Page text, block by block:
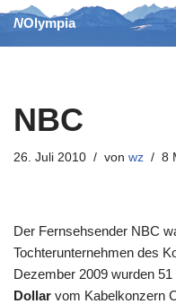
Zum
NOlympia
NBC
26. Juli 2010 von wz 8
Der Fernsehsender NBC
Tochterunternehmen des
Dezember 2009 wurden
Dollar vom Kabelkonzern